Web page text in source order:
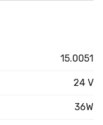
15.0051
24 V
36W